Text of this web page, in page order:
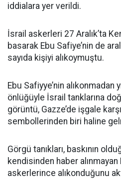
iddialara yer verildi.
İsrail askerleri 27 Aralık’ta
basarak Ebu Safiye’nin de
sayıda kişiyi alıkoymuştu.
Ebu Safiyye’nin alıkonmadan
önlüğüyle İsrail tanklarına
görüntü, Gazze’de işgale
sembollerinden biri haline
Görgü tanıkları, baskının
kendisinden haber
askerlerince alıkonduğunu